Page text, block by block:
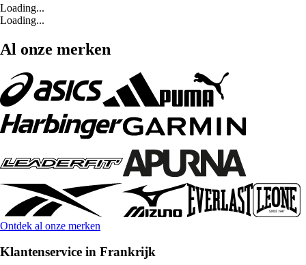
Loading...
Loading...
Al onze merken
Ontdek al onze merken
Klantenservice in Frankrijk